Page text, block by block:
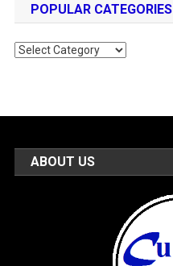
POPULAR CATEGORIES
Popular
ABOUT US